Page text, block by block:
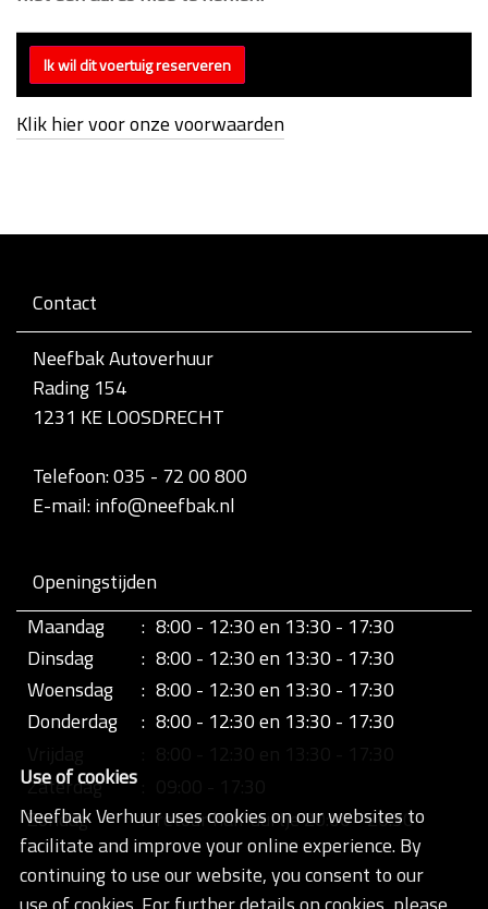
Klik hier voor onze voorwaarden
Contact
Neefbak Autoverhuur
Rading 154
1231 KE LOOSDRECHT
Telefoon: 035 - 72 00 800
E-mail: info@neefbak.nl
Openingstijden
Maandag
: 8:00 - 12:30 en 13:30 - 17:30
Dinsdag
: 8:00 - 12:30 en 13:30 - 17:30
Woensdag
: 8:00 - 12:30 en 13:30 - 17:30
Donderdag
: 8:00 - 12:30 en 13:30 - 17:30
Zaterdag
Zondag
: retour half uurtje 20:00 - 20:30
Use of cookies
Neefbak Verhuur uses cookies on our websites to
facilitate and improve your online experience. By
continuing to use our website, you consent to our